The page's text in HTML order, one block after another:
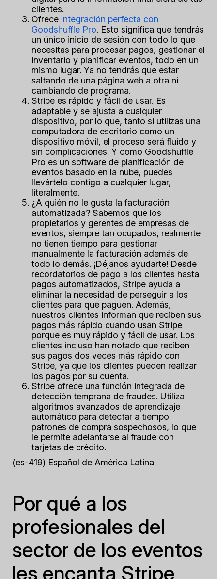
clientes.
Ofrece integración perfecta con
Goodshuffle Pro. Esto significa que tendrás
un único inicio de sesión con todo lo que
necesitas para procesar pagos, gestionar el
inventario y planificar eventos, todo en un
mismo lugar. Ya no tendrás que estar
saltando de una página web a otra ni
cambiando de programa.
Stripe es rápido y fácil de usar. Es
adaptable y se ajusta a cualquier
dispositivo, por lo que, tanto si utilizas una
computadora de escritorio como un
dispositivo móvil, el proceso será fluido y
sin complicaciones. Y como Goodshuffle
Pro es un software de planificación de
eventos basado en la nube, puedes
llevártelo contigo a cualquier lugar,
literalmente.
¿A quién no le gusta la facturación
automatizada? Sabemos que los
propietarios y gerentes de empresas de
eventos, siempre tan ocupados, realmente
no tienen tiempo para gestionar
manualmente la facturación además de
todo lo demás. ¡Déjanos ayudarte! Desde
recordatorios de pago a los clientes hasta
pagos automatizados, Stripe ayuda a
eliminar la necesidad de perseguir a los
clientes para que paguen. Además,
nuestros clientes informan que reciben sus
pagos más rápido cuando usan Stripe
porque es muy rápido y fácil de usar. Los
clientes incluso han notado que reciben
sus pagos dos veces más rápido con
Stripe, ya que los clientes pueden realizar
los pagos por su cuenta.
Stripe ofrece una función integrada de
detección temprana de fraudes. Utiliza
algoritmos avanzados de aprendizaje
automático para detectar a tiempo
patrones de compra sospechosos, lo que
le permite adelantarse al fraude con
tarjetas de crédito.
(es-419) Español de América Latina
Por qué a los
profesionales del
sector de los eventos
les encanta Stripe